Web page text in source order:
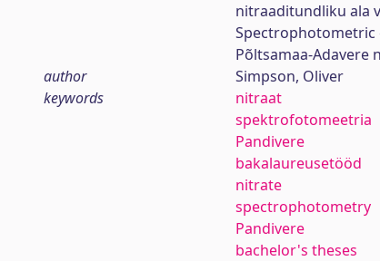
nitraaditundliku ala
Põltsamaa-Adavere
author
Simpson, Oliver
keywords
nitraat
spektrofotomeetria
Pandivere
bakalaureusetööd
nitrate
spectrophotometry
Pandivere
bachelor's theses